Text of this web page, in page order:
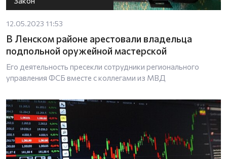
12.05.2023 11:53
В Ленском районе арестовали владельца
подпольной оружейной мастерской
Его деятельность пресекли сотрудники регионального
управления ФСБ вместе с коллегами из МВД